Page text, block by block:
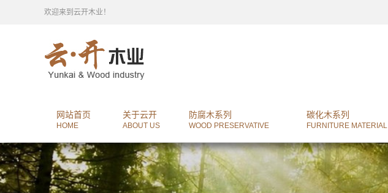
欢迎来到云开木业！
网站首页
HOME
关于云开
ABOUT US
防腐木系列
WOOD PRESERVATIVE
碳化木系列
FURNITURE MATERIAL